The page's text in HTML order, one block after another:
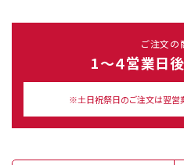
ご注文の
1～４営業日後
※土日祝祭日のご注文は翌営